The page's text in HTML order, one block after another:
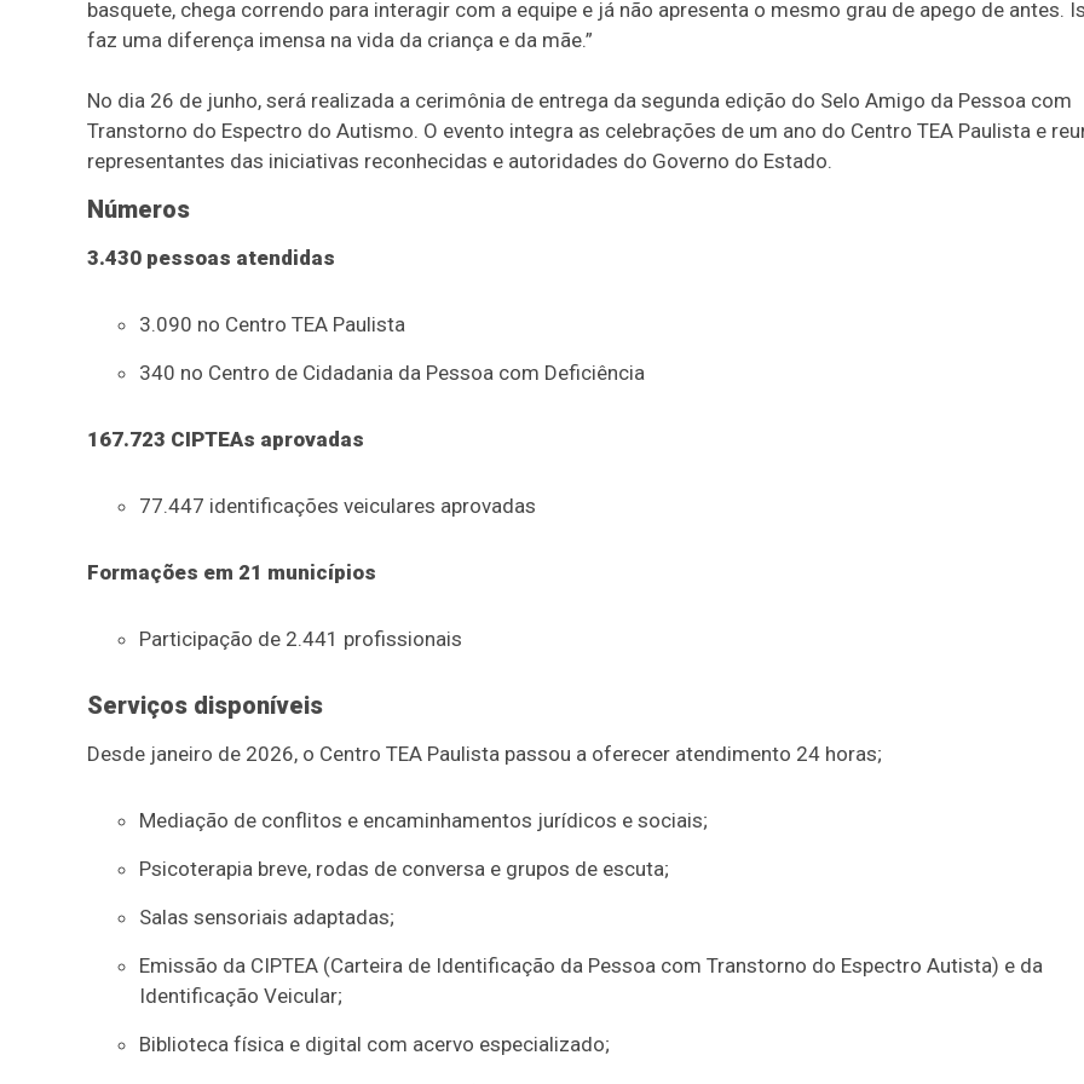
basquete, chega correndo para interagir com a equipe e já não apresenta o mesmo grau de apego de antes.
faz uma diferença imensa na vida da criança e da mãe.”
No dia 26 de junho, será realizada a cerimônia de entrega da segunda edição do Selo Amigo da Pessoa com
Transtorno do Espectro do Autismo. O evento integra as celebrações de um ano do Centro TEA Paulista e
representantes das iniciativas reconhecidas e autoridades do Governo do Estado.
Números
3.430 pessoas atendidas
3.090 no Centro TEA Paulista
340 no Centro de Cidadania da Pessoa com Deficiência
167.723 CIPTEAs aprovadas
77.447 identificações veiculares aprovadas
Formações em 21 municípios
Participação de 2.441 profissionais
Serviços disponíveis
Desde janeiro de 2026, o Centro TEA Paulista passou a oferecer atendimento 24 horas;
Mediação de conflitos e encaminhamentos jurídicos e sociais;
Psicoterapia breve, rodas de conversa e grupos de escuta;
Salas sensoriais adaptadas;
Emissão da CIPTEA (Carteira de Identificação da Pessoa com Transtorno do Espectro Autista) e da
Identificação Veicular;
Biblioteca física e digital com acervo especializado;